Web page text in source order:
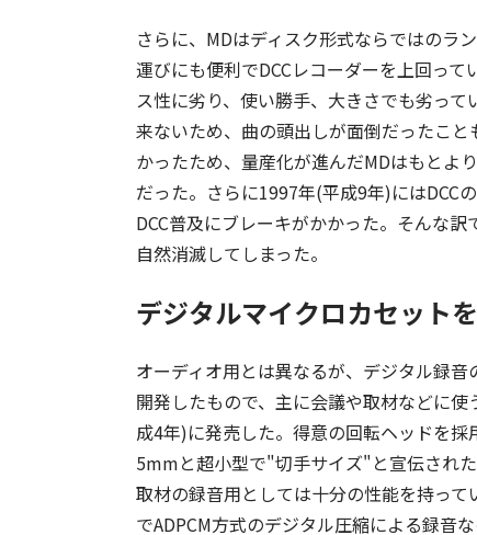
さらに、MDはディスク形式ならではのラ
運びにも便利でDCCレコーダーを上回って
ス性に劣り、使い勝手、大きさでも劣っ
来ないため、曲の頭出しが面倒だったこ
かったため、量産化が進んだMDはもとよ
だった。さらに1997年(平成9年)にはDCC
DCC普及にブレーキがかかった。そんな
自然消滅してしまった。
デジタルマイクロカセット
オーディオ用とは異なるが、デジタル録
開発したもので、主に会議や取材などに
成4年)に発売した。得意の回転ヘッドを
5mmと超小型で"切手サイズ"と宣伝され
取材の録音用としては十分の性能を持っ
でADPCM方式のデジタル圧縮による録音